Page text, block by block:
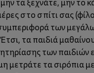
τα ξεχνάτε, μην το
στο σπίτι σας
των
τα παιδιά
των
τα σιρόπια